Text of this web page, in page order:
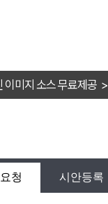
이미지 소스 무료제공 >
청 시안등록